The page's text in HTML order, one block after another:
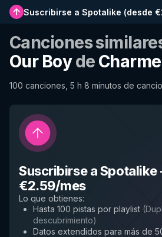
Suscribirse a Spotalike (desde
Canciones
Our Boyde
100 canciones, 5 h 8 minutos de
Suscribirse a Spotalike
€2.59/mes
Lo que obtienes:
Hasta 100 pistas por playlist (
descubrimiento)
Datos extendidos para más de